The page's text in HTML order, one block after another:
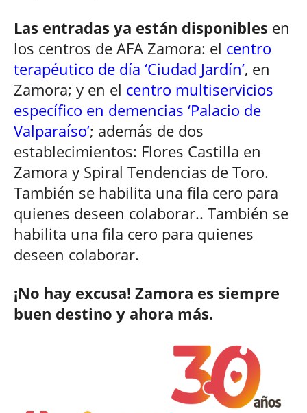
Las entradas ya están disponibles en
los centros de AFA Zamora: el centro
terapéutico de día ‘Ciudad Jardín’, en
Zamora; y en el centro multiservicios
específico en demencias ‘Palacio de
Valparaíso’; además de dos
establecimientos: Flores Castilla en
Zamora y Spiral Tendencias de Toro.
También se habilita una fila cero para
quienes deseen colaborar.. También se
habilita una fila cero para quienes
deseen colaborar.
¡No hay excusa! Zamora es siempre
buen destino y ahora más.